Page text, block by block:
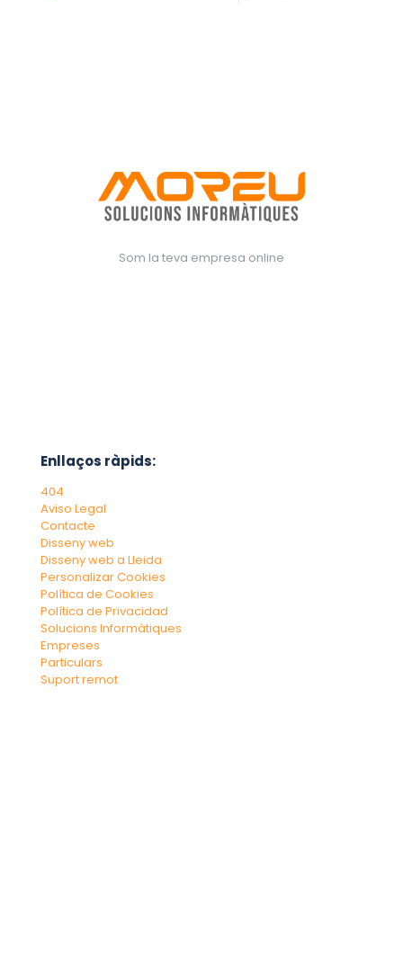
Som la teva empresa online
Enllaços ràpids:
404
Aviso Legal
Contacte
Disseny web
Disseny web a Lleida
Personalizar Cookies
Política de Cookies
Política de Privacidad
Solucions Informàtiques
Empreses
Particulars
Suport remot